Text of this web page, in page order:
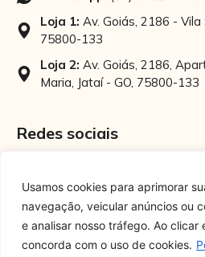
Usamos cookies para aprimorar
navegação, veicular anúncios ou
e analisar nosso tráfego. Ao clicar
concorda com o uso de cookies.
Loja 1: Av. Goiás, 2186 - Vila
75800-133
Loja 2: Av. Goiás, 2186,
Maria, Jataí - GO, 75800-133
Redes sociais
Facebook